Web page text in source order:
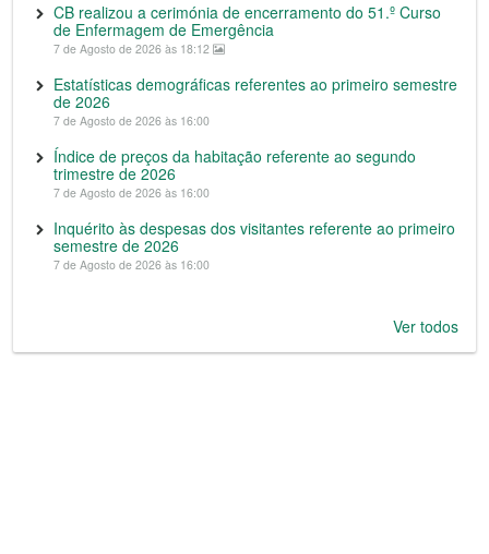
CB realizou a cerimónia de encerramento do 51.º Curso
de Enfermagem de Emergência
7 de Agosto de 2026 às 18:12
Estatísticas demográficas referentes ao primeiro semestre
de 2026
7 de Agosto de 2026 às 16:00
Índice de preços da habitação referente ao segundo
trimestre de 2026
7 de Agosto de 2026 às 16:00
Inquérito às despesas dos visitantes referente ao primeiro
semestre de 2026
7 de Agosto de 2026 às 16:00
Ver todos